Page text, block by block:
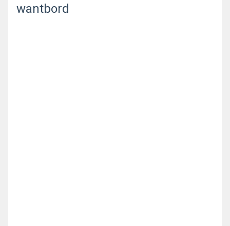
wantbord